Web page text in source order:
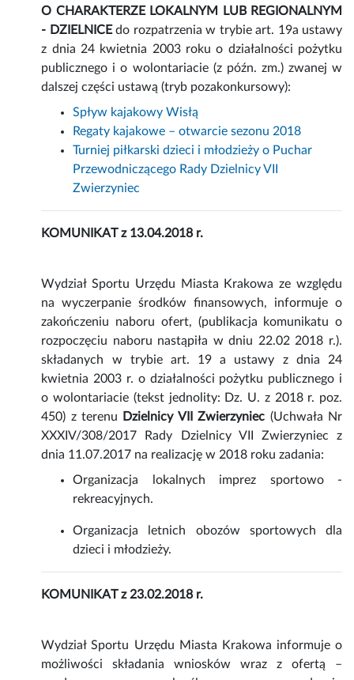
O CHARAKTERZE LOKALNYM LUB REGIONALNYM
- DZIELNICEdo rozpatrzenia w trybie art. 19a ustawy
z dnia 24 kwietnia 2003 roku o działalności pożytku
publicznego i o wolontariacie (z późn. zm.) zwanej w
dalszej części ustawą (tryb pozakonkursowy):
Spływ kajakowy Wisłą
Regaty kajakowe – otwarcie sezonu 2018
Turniej piłkarski dzieci i młodzieży o Puchar
Przewodniczącego Rady Dzielnicy VII
Zwierzyniec
KOMUNIKAT z 13.04.2018 r.
Wydział Sportu Urzędu Miasta Krakowa ze względu
na wyczerpanie środków finansowych, informuje o
zakończeniu naboru ofert, (publikacja komunikatu o
rozpoczęciu naboru nastąpiła w dniu 22.02 2018 r.).
składanych w trybie art. 19 a ustawy z dnia 24
kwietnia 2003 r. o działalności pożytku publicznego i
o wolontariacie (tekst jednolity: Dz. U. z 2018 r. poz.
450) z terenu
Dzielnicy VII Zwierzyniec (Uchwała Nr
XXXIV/308/2017 Rady Dzielnicy VII Zwierzyniec z
dnia 11.07.2017 na realizację w 2018 roku zadania:
Organizacja lokalnych imprez sportowo -
rekreacyjnych.
Organizacja letnich obozów sportowych dla
dzieci i młodzieży.
KOMUNIKAT z 23.02.2018 r.
Wydział Sportu Urzędu Miasta Krakowa informuje o
możliwości składania wniosków wraz z ofertą –